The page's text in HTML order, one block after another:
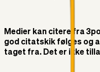
Medier kan citere fra
god citatskik følges og
taget fra. Det er ikke